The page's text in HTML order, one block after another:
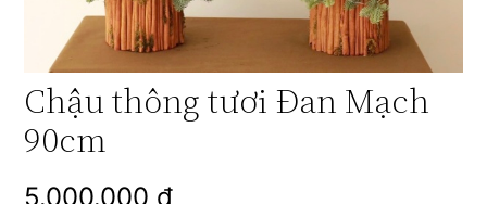
Chậu thông tươi Đan Mạch
90cm
5.000.000 ₫